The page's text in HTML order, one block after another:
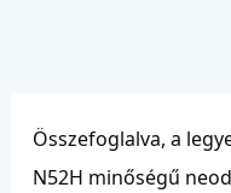
Összefoglalva, a
N52H minőségű